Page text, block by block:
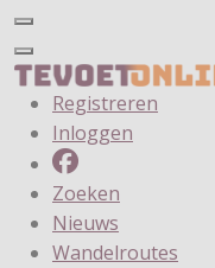
Registreren
Inloggen
Zoeken
Nieuws
Wandelroutes